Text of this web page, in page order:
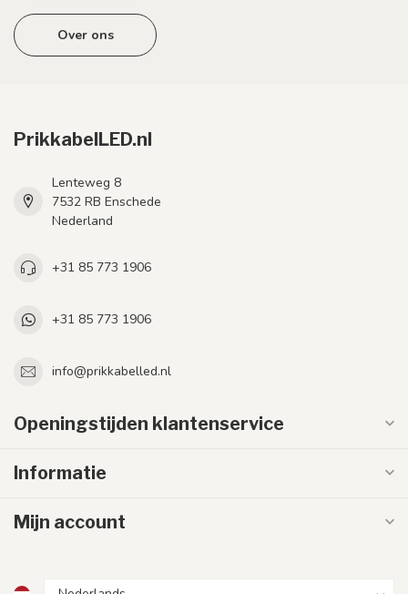
Over ons
PrikkabelLED.nl
Lenteweg 8
7532 RB Enschede
Nederland
+31 85 773 1906
+31 85 773 1906
info@prikkabelled.nl
Openingstijden klantenservice
Informatie
Mijn account